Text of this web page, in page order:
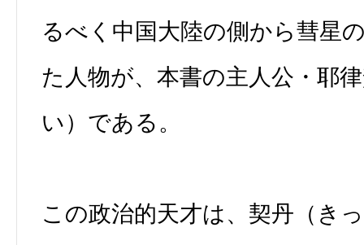
るべく中国大陸の側から彗星
た人物が、本書の主人公・耶
い）である。
この政治的天才は、契丹（き